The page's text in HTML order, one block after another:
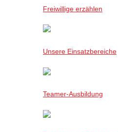
Freiwillige erzählen
Unsere Einsatzbereiche
Teamer-Ausbildung